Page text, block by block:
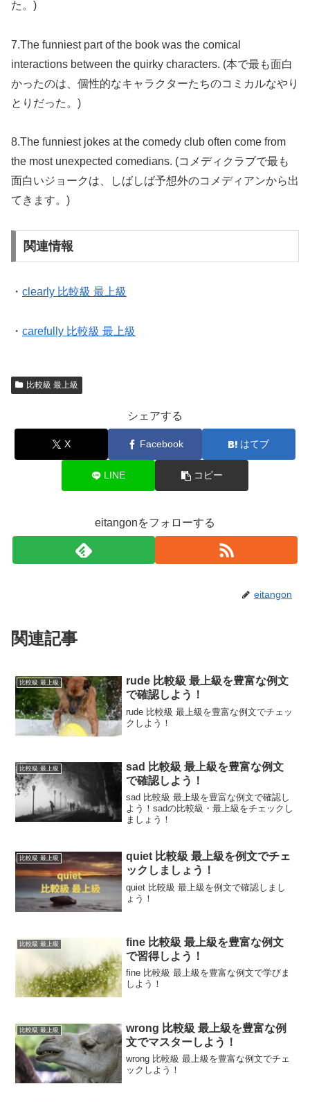
た。)
7.The funniest part of the book was the comical
interactions between the quirky characters. (本で最も面白
かったのは、個性的なキャラクターたちのコミカルなやり
とりだった。)
8.The funniest jokes at the comedy club often come from
the most unexpected comedians. (コメディクラブで最も
面白いジョークは、しばしば予想外のコメディアンから出
てきます。)
関連情報
・ clearly 比較級 最上級
・ carefully 比較級 最上級
比較級 最上級
シェアする
X Facebook はてブ
LINE コピー
eitangonをフォローする
eitangon
関連記事
比較級 最上級
rude 比較級 最上級を豊富な例文
で確認しよう！
rude 比較級 最上級を豊富な例文でチェッ
クしよう！
比較級 最上級
sad 比較級 最上級を豊富な例文
で確認しよう！
sad 比較級 最上級を豊富な例文で確認し
よう！sadの比較級・最上級をチェックし
ましょう！
比較級 最上級
quiet 比較級 最上級を例文でチェ
ックしましょう！
quiet 比較級 最上級を例文で確認しまし
ょう！
比較級 最上級
fine 比較級 最上級を豊富な例文
で習得しよう！
fine 比較級 最上級を豊富な例文で学びま
しよう！
比較級 最上級
wrong 比較級 最上級を豊富な例
文でマスターしよう！
wrong 比較級 最上級を豊富な例文でチェ
ックしよう！